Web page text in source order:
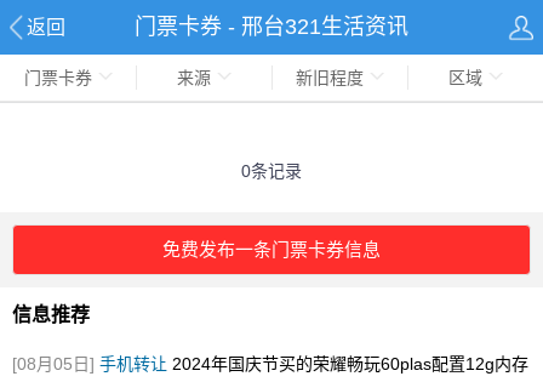
返回 门票卡券 - 邢台321生活资讯
门票卡券 来源 新旧程度 区域
0条记录
免费发布一条门票卡券信息
信息推荐
[08月05日] 手机转让 2024年国庆节买的荣耀畅玩60plas配置12g内存